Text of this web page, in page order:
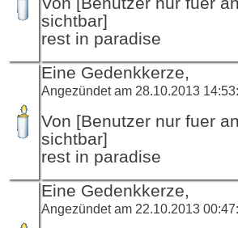
sichtbar]
rest in paradise
Eine Gedenkkerze,
Angezündet am 28.10.2013
Von [Benutzer nur fuer
sichtbar]
rest in paradise
Eine Gedenkkerze,
Angezündet am 22.10.2013